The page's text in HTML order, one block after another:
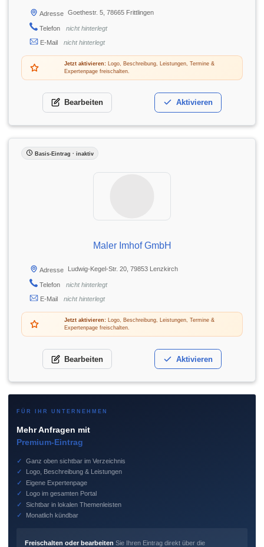
Adresse Goethestr. 5, 78665 Frittlingen
Telefon
nicht hinterlegt
E-Mail
nicht hinterlegt
Jetzt aktivieren:Logo, Beschreibung, Leistungen, Termine &
Expertenpage freischalten.
Bearbeiten Aktivieren
Basis-Eintrag · inaktiv
Maler Imhof GmbH
Adresse Ludwig-Kegel-Str. 20, 79853 Lenzkirch
Telefon
nicht hinterlegt
E-Mail
nicht hinterlegt
Jetzt aktivieren:Logo, Beschreibung, Leistungen, Termine &
Expertenpage freischalten.
Bearbeiten Aktivieren
FÜR IHR UNTERNEHMEN
Mehr Anfragen mit
Premium-Eintrag
✓
Ganz oben sichtbar im Verzeichnis
✓
Logo, Beschreibung & Leistungen
✓
Eigene Expertenpage
✓
Logo im gesamten Portal
✓
Sichtbar in lokalen Themenleisten
✓
Monatlich kündbar
Freischalten oder bearbeiten Sie Ihren Eintrag direkt über die